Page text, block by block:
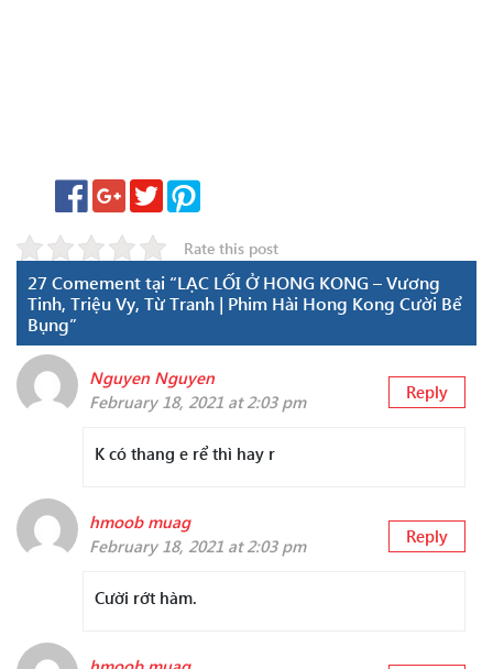
Rate this post
27 Comement tại “LẠC LỐI Ở HONG KONG – Vương
Tinh, Triệu Vy, Từ Tranh | Phim Hài Hong Kong Cười Bể
Bụng”
Nguyen Nguyen
February 18, 2021 at 2:03 pm
Reply
K có thang e rể thì hay r
hmoob muag
February 18, 2021 at 2:03 pm
Reply
Cười rớt hàm.